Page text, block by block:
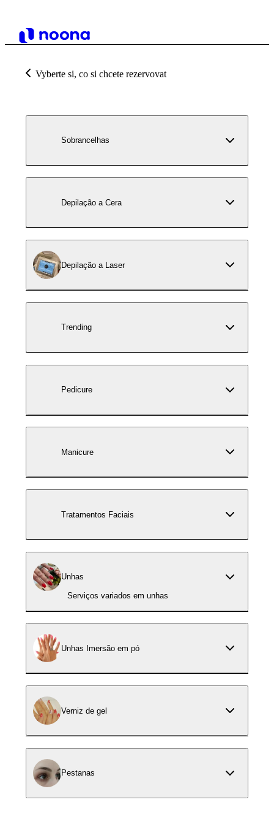
Vyberte si, co si chcete rezervovat
Sobrancelhas
Depilação a Cera
Depilação a Laser
Trending
Pedicure
Manicure
Tratamentos Faciais
Unhas
Serviços variados em unhas
Unhas Imersão em pó
Verniz de gel
Pestanas